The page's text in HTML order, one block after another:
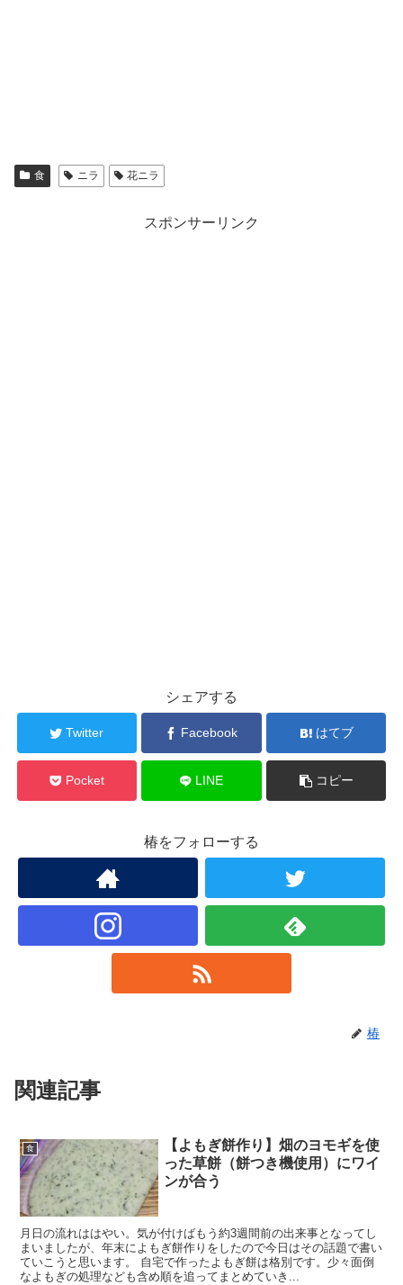
食 ニラ 花ニラ
スポンサーリンク
シェアする
Twitter Facebook はてブ
Pocket LINE コピー
椿をフォローする
椿
関連記事
食
【よもぎ餅作り】畑のヨモギを使
った草餅（餅つき機使用）にワイ
ンが合う
月日の流れははやい。気が付けばもう約3週間前の出来事となってし
まいましたが、年末によもぎ餅作りをしたので今日はその話題で書い
ていこうと思います。 自宅で作ったよもぎ餅は格別です。少々面倒
なよもぎの処理なども含め順を追ってまとめていき...